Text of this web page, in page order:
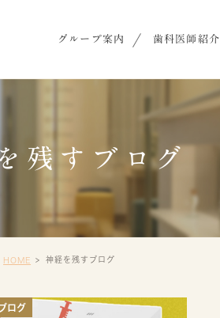
グループ案内 歯科医師紹介
残すブログ
HOME 神経を残すブログ
ログ